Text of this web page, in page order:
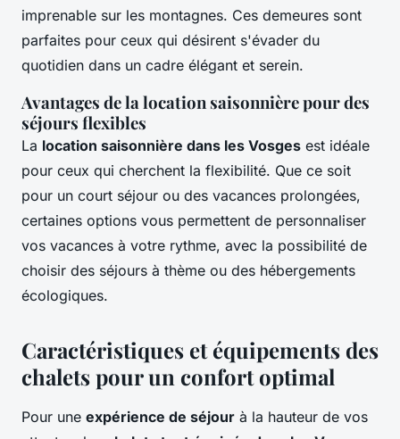
imprenable sur les montagnes. Ces demeures sont
parfaites pour ceux qui désirent s'évader du
quotidien dans un cadre élégant et serein.
Avantages de la location saisonnière pour des
séjours flexibles
La location saisonnière dans les Vosges est idéale
pour ceux qui cherchent la flexibilité. Que ce soit
pour un court séjour ou des vacances prolongées,
certaines options vous permettent de personnaliser
vos vacances à votre rythme, avec la possibilité de
choisir des séjours à thème ou des hébergements
écologiques.
Caractéristiques et équipements des
chalets pour un confort optimal
Pour une expérience de séjour à la hauteur de vos